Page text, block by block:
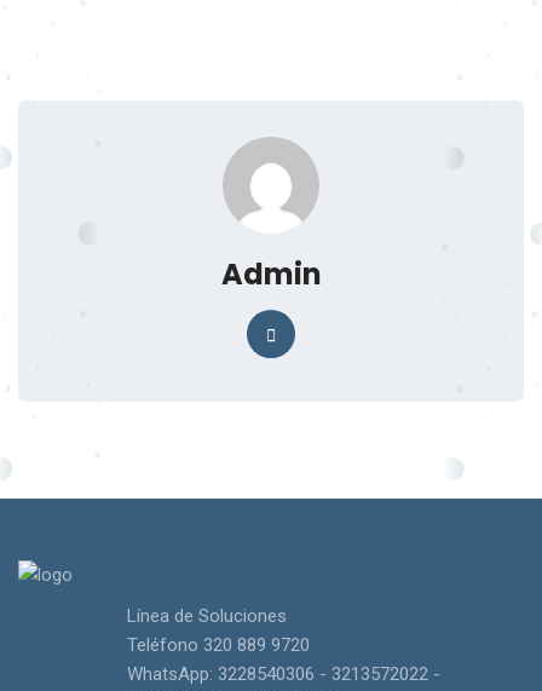
Admin
Línea de Soluciones
Teléfono 320 889 9720
WhatsApp: 3228540306 - 3213572022 -